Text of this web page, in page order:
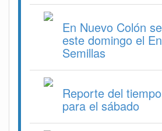
En Nuevo Colón
este domingo el
Semillas
Reporte del
para el sábado